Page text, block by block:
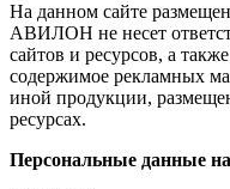
На данном сайте
АВИЛОН не несет
сайтов и ресурсов, а
содержимое рекламных
иной продукции,
ресурсах.
Персональные данные